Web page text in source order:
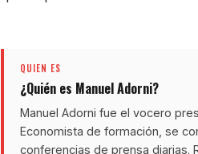
QUIEN ES
¿Quién es Manuel Adorni?
Manuel Adorni fue el vocero
Economista de formación, se
conferencias de prensa diarias.